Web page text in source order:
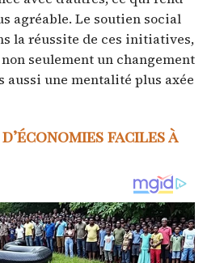
agréable. Le soutien social
la réussite de ces initiatives,
seulement un changement
aussi une mentalité plus axée
faciles à